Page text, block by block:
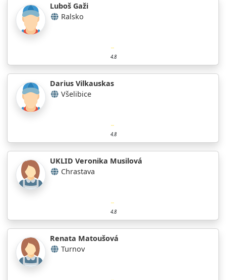
Luboš Gaži
Ralsko
4.8
Darius Vilkauskas
Všelibice
4.8
UKLID Veronika Musilová
Chrastava
4.8
Renata Matoušová
Turnov